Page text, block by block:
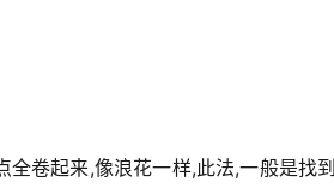
卷起来,像浪花一样,此法,一般是找